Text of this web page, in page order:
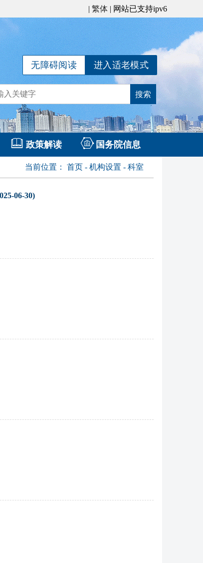
| 繁体 | 网站已支持ipv6
进入适老模式
无障碍阅读
政策解读 国务院信息
当前位置： 首页 - 机构设置 - 科室
06-30)